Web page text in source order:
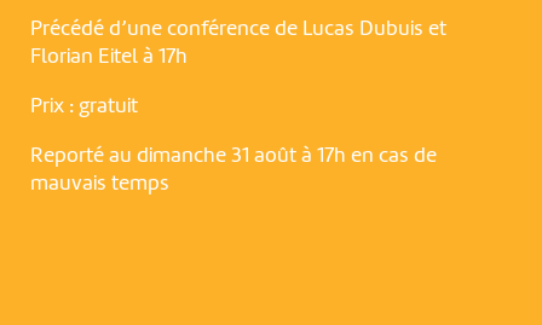
Précédé d’une conférence de Lucas Dubuis et
Florian Eitel à 17h
Prix : gratuit
Reporté au dimanche 31 août à 17h en cas de
mauvais temps